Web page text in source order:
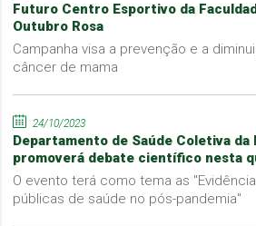
Futuro Centro Esportivo da
Outubro Rosa
Campanha visa a prevenção e a
câncer de mama
24/10/2023
Departamento de Saúde Coletiva da
promoverá debate científico nesta
O evento terá como tema as
públicas de saúde no pós-pandemia"